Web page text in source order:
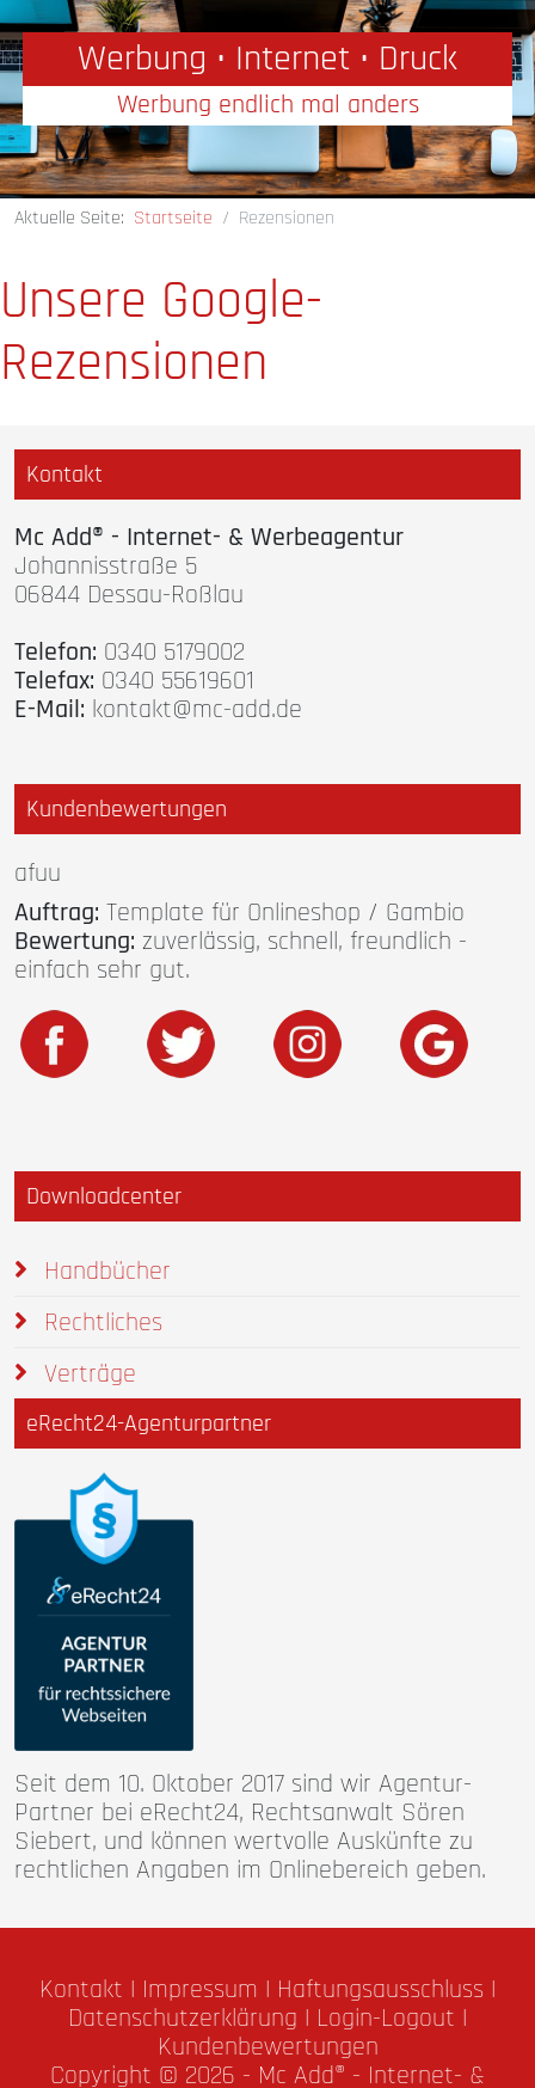
Werbung • Internet • Druck
Werbung endlich mal anders
Aktuelle Seite: Startseite Rezensionen
Unsere Google-
Rezensionen
Kontakt
Mc Add® - Internet- & Werbeagentur
Johannisstraße 5
06844 Dessau-Roßlau
Telefon: 0340 5179002
Telefax: 0340 55619601
E-Mail: kontakt@mc-add.de
Kundenbewertungen
afuu
Auftrag: Template für Onlineshop / Gambio
Bewertung: zuverlässig, schnell, freundlich -
einfach sehr gut.
Downloadcenter
Handbücher
Rechtliches
Verträge
eRecht24-Agenturpartner
Seit dem 10. Oktober 2017 sind wir Agentur-
Partner bei eRecht24, Rechtsanwalt Sören
Siebert, und können wertvolle Auskünfte zu
rechtlichen Angaben im Onlinebereich geben.
Kontakt | Impressum | Haftungsausschluss |
Datenschutzerklärung | Login-Logout |
Kundenbewertungen
Copyright © 2026 - Mc Add® - Internet- &